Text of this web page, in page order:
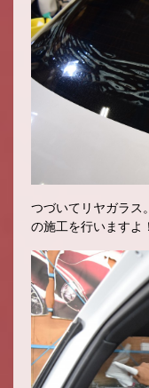
つづいてリヤガラ
の施工を行いますよ！